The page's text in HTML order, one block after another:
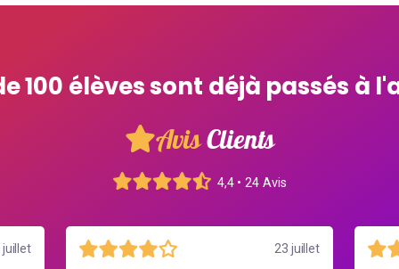
100 élèves sont déjà passés à
AvisClients
4,4 • 24 Avis
juillet 16 juillet